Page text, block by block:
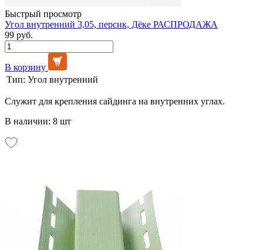
Быстрый просмотр
Угол внутренний 3,05, персик, Дёке РАСПРОДАЖА
99 руб.
В корзину
Тип: Угол внутренний
Служит для крепления сайдинга на внутренних углах.
В наличии: 8 шт